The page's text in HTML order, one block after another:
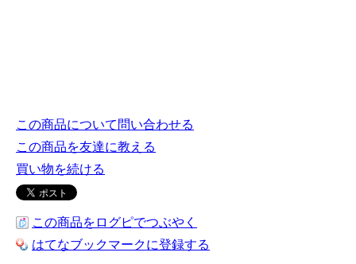
この商品について問い合わせる
この商品を友達に教える
買い物を続ける
この商品をログピでつぶやく
はてなブックマークに登録する